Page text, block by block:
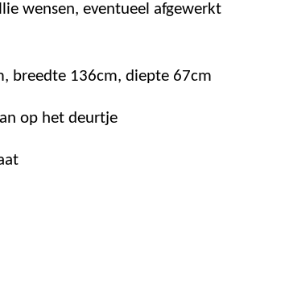
wensen, eventueel afgewerkt
breedte 136cm, diepte 67cm
op het deurtje